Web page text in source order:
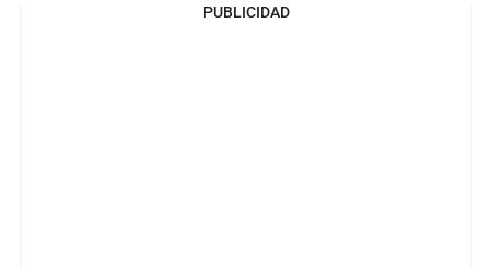
PUBLICIDAD